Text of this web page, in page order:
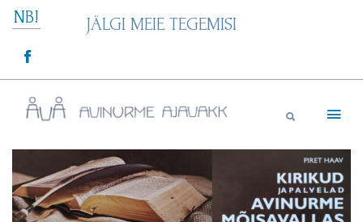
Skip
NB! JÄLGI MEIE TEGEMISI
Avinurme Ajavakk